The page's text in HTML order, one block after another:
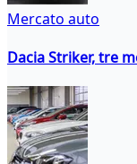
Mercato auto
Dacia Striker, tre